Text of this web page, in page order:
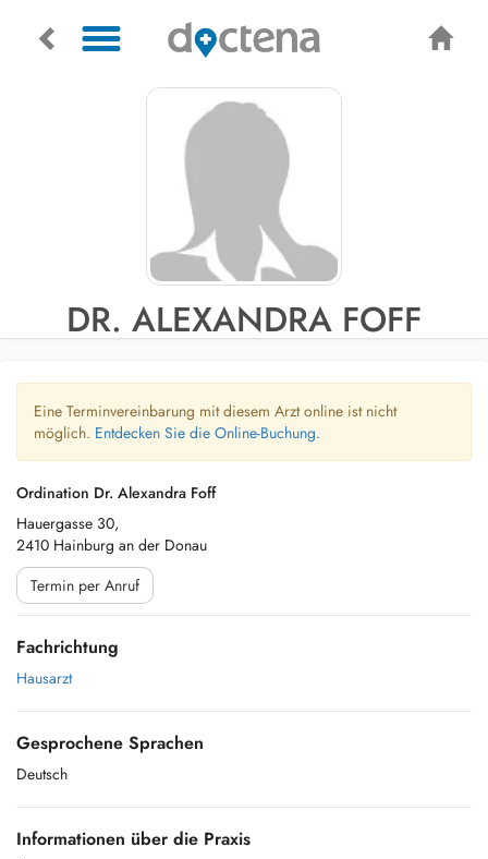
DR. ALEXANDRA FOFF
Eine Terminvereinbarung mit diesem Arzt online ist nicht
möglich. Entdecken Sie die Online-Buchung.
Ordination Dr. Alexandra Foff
Hauergasse 30,
2410 Hainburg an der Donau
Termin per Anruf
Fachrichtung
Hausarzt
Gesprochene Sprachen
Deutsch
Informationen über die Praxis